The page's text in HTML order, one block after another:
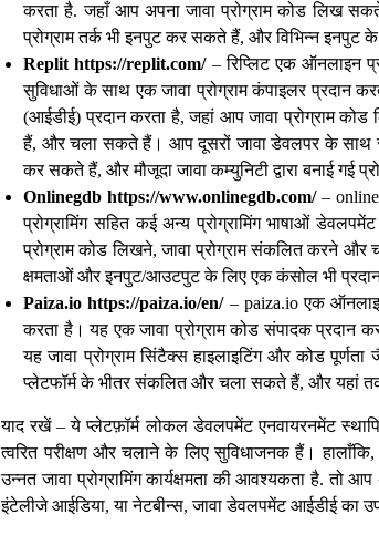
करता है. जहाँ आप अपना जावा प्रोग्राम कोड लिख
प्रोग्राम तर्क भी इनपुट कर सकते हैं, और विभिन्न इनपुट
Replit https://replit.com/– रिप्लिट एक ऑनलाइन
सुविधाओं के साथ एक जावा प्रोग्राम कंपाइलर प्रदान
(आईडीई) प्रदान करता है, जहां आप जावा प्रोग्राम
हैं, और चला सकते हैं। आप दूसरों जावा डेवलपर के साथ
कर सकते हैं, और मौजूदा जावा कम्युनिटी द्वारा बनाई गई
Onlinegdb https://www.onlinegdb.com/–
प्रोग्रामिंग सहित कई अन्य प्रोग्रामिंग भाषाओं
प्रोग्राम कोड लिखने, जावा प्रोग्राम संकलित करने और
क्षमताओं और इनपुट/आउटपुट के लिए एक कंसोल भी
Paiza.io https://paiza.io/en/– paiza.io एक
करता है। यह एक जावा प्रोग्राम कोड संपादक प्रदान
यह जावा प्रोग्राम सिंटैक्स हाइलाइटिंग और कोड
प्लेटफॉर्म के भीतर संकलित और चला सकते हैं, और यहां
याद रखें – ये प्लेटफ़ॉर्म लोकल डेवलपमेंट एनवायरनमेंट
त्वरित परीक्षण और चलाने के लिए सुविधाजनक हैं।
उन्नत जावा प्रोग्रामिंग कार्यक्षमता की आवश्यकता है. तो
इंटेलीजे आईडिया, या नेटबीन्स, जावा डेवलपमेंट आईडीई का